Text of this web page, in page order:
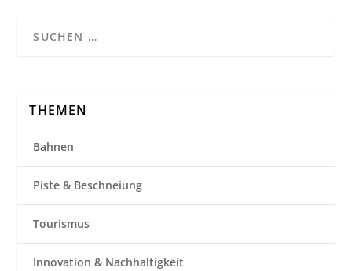
THEMEN
Bahnen
Piste & Beschneiung
Tourismus
Innovation & Nachhaltigkeit